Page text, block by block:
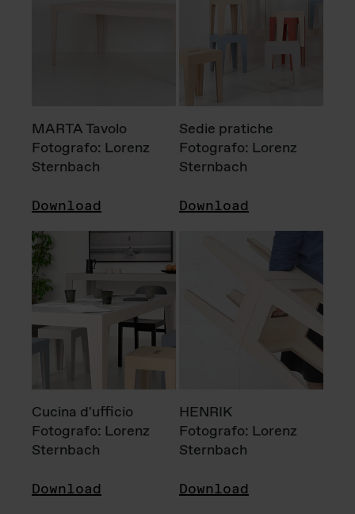
MARTA Tavolo
Fotografo: Lorenz
Sternbach
Download
Sedie pratiche
Fotografo: Lorenz
Sternbach
Download
Cucina d'ufficio
Fotografo: Lorenz
Sternbach
Download
HENRIK
Fotografo: Lorenz
Sternbach
Download